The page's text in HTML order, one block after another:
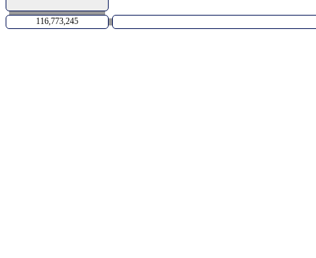
116,773,245